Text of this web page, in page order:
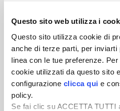
Questo sito web utilizza i
Questo sito utilizza cookie di
anche di terze parti, per
linea con le tue preferenze.
cookie utilizzati da questo sito
configurazione clicca qui e
policy.
Se fai clic su ACCETTA TUTTI
Scopri un servizio d'informazione di
esigenze.